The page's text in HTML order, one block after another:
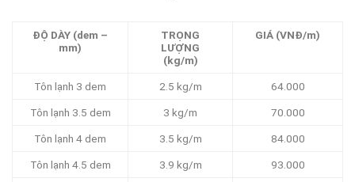
ĐỘ DÀY (dem –
mm)
TRỌNG
LƯỢNG
(kg/m)
GIÁ (VNĐ/m)
Tôn lạnh 3 dem 2.5 kg/m 64.000
Tôn lạnh 3.5 dem 3 kg/m 70.000
Tôn lạnh 4 dem 3.5 kg/m 84.000
Tôn lạnh 4.5 dem 3.9 kg/m 93.000